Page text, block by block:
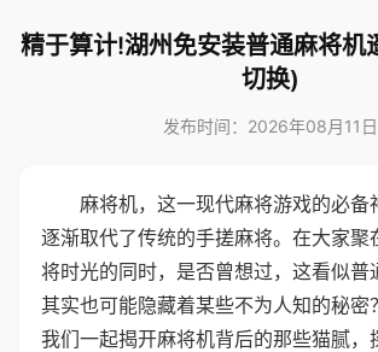
精于算计!湖州免安装普通麻将机
切换)
发布时间：2026年08月11日
麻将机，这一现代麻将游戏的必备
逐渐取代了传统的手搓麻将。在大家聚
将时光的同时，是否曾想过，这看似普
其实也可能隐藏着某些不为人知的秘密
我们一起揭开麻将机背后的那些猫腻，